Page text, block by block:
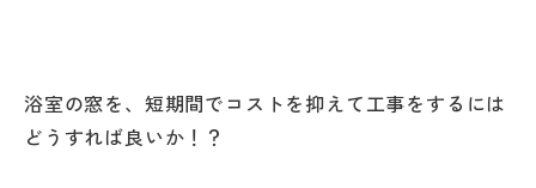
浴室の窓を、短期間でコストを抑えて工事をするには
どうすれば良いか！？